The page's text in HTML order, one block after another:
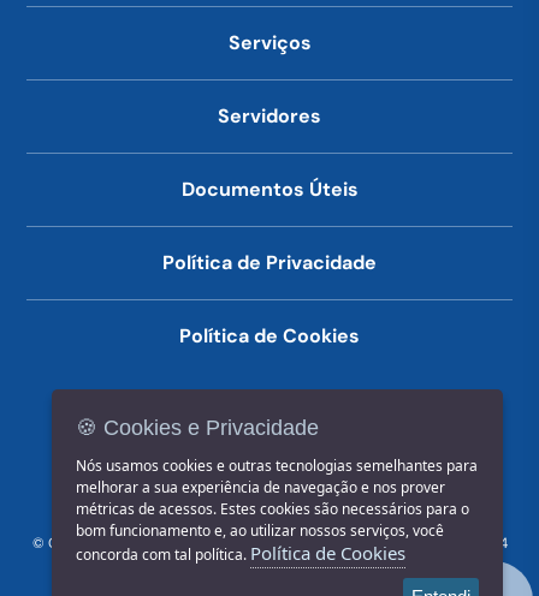
Serviços
Servidores
Documentos Úteis
Política de Privacidade
Política de Cookies
© COPYRIGHT 2026, Prefeitura Municipal de Jahu | Rua Paissandu, 444
- Centro CEP: 17201-900
🍪 Cookies e Privacidade
Nós usamos cookies e outras tecnologias semelhantes para
melhorar a sua experiência de navegação e nos prover
métricas de acessos. Estes cookies são necessários para o
bom funcionamento e, ao utilizar nossos serviços, você
concorda com tal política. Política de Cookies